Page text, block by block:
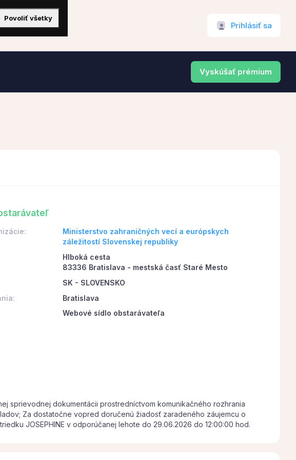
Prihlásiť sa
Vyskúšať prémium
Ministerstvo zahraničných vecí a európskych
záležitostí Slovenskej republiky
Hlboká cesta
83336 Bratislava - mestská časť Staré Mesto
SK - SLOVENSKO
Bratislava
Webové sídlo obstarávateľa
sprievodnej dokumentácii prostredníctvom komunikačného rozhrania
Za dostatočne vopred doručenú žiadosť zaradeného záujemcu o
JOSEPHINE v odporúčanej lehote do 29.06.2026 do 12:00:00 hod.
Povoliť všetky